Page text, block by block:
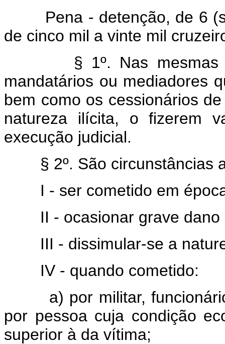
Pena - detenção, de 6
de cinco mil a vinte mil
§ 1º. Nas
mandatários ou mediadores
bem como os cessionários
natureza ilícita, o fizerem
execução judicial.
§ 2º. São circunstâncias
I - ser cometido em
II - ocasionar grave
III - dissimular-se a
IV - quando cometido:
a) por militar,
por pessoa cuja condição
superior à da vítima;